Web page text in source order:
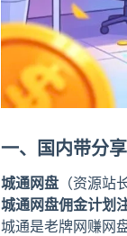
一、国内带分
城通网盘（资源站
城通网盘佣金计划
城通是老牌网赚网